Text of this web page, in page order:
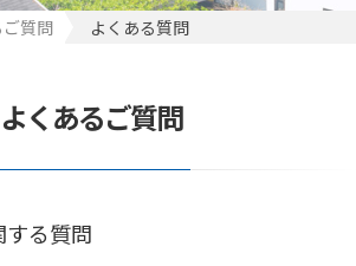
質問 よくある質問
よくあるご質問
る質問